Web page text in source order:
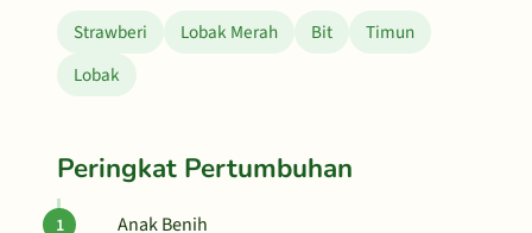
Strawberi Lobak Merah Bit
Timun
Lobak
Peringkat Pertumbuhan
Anak Benih